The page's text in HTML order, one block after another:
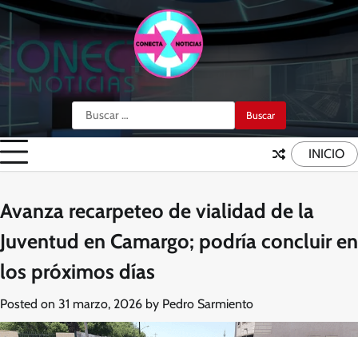
Skip
content
Buscar:
INICIO
Avanza recarpeteo de vialidad de la
Juventud en Camargo; podría concluir en
los próximos días
Posted on 31 marzo, 2026 by Pedro Sarmiento